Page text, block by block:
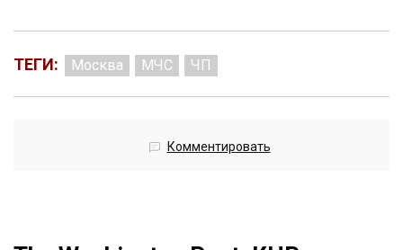
ТЕГИ: Москва МЧС ЧП
Комментировать